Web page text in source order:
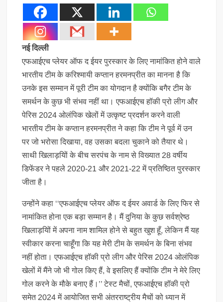
नई दिल्ली
एफआईएच प्लेयर ऑफ द ईयर पुरस्कार के लिए नामांकित होने वाले
भारतीय टीम के करिश्मायी कप्तान हरमनप्रीत का मानना है कि
उनके इस सम्मान में पूरी टीम का योगदान है क्योंकि बगैर टीम के
समर्थन के कुछ भी संभव नहीं था। एफआईएच हॉकी प्रो लीग और
पेरिस 2024 ओलंपिक खेलों में उत्कृष्ट प्रदर्शन करने वाली
भारतीय टीम के कप्तान हरमनप्रीत ने कहा कि टीम ने पूर्व में उन
पर जो भरोसा दिखाया, वह उसका बदला चुकाने को तैयार थे।
साथी खिलाड़यिों के बीच सरपंच के नाम से विख्यात 28 वर्षीय
डिफेंडर ने पहले 2020-21 और 2021-22 में प्रतिष्ठित पुरस्कार
जीता है।
उन्होंने कहा ‘‘एफआईएच प्लेयर ऑफ द ईयर अवार्ड के लिए फिर से
नामांकित होना एक बड़ा सम्मान है। मैं दुनिया के कुछ सर्वश्रेष्ठ
खिलाड़यिों में अपना नाम शामिल होने से बहुत खुश हूँ, लेकिन मैं यह
स्वीकार करना चाहूँगा कि यह मेरी टीम के समर्थन के बिना संभव
नहीं होता। एफआईएच हॉकी प्रो लीग और पेरिस 2024 ओलंपिक
खेलों में मैंने जो भी गोल किए हैं, वे इसलिए हैं क्योंकि टीम ने मेरे लिए
गोल करने के मौके बनाए हैं।’’ टेस्ट मैचों, एफआईएच हॉकी प्रो
समेत 2024 में आयोजित सभी अंतरराष्ट्रीय मैचों को ध्यान में